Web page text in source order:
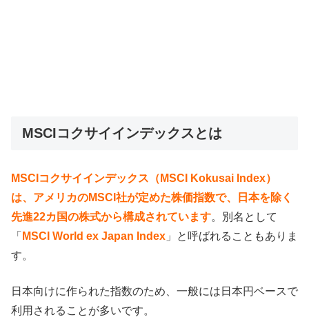
MSCIコクサイインデックスとは
MSCIコクサイインデックス（MSCI Kokusai Index）
は、アメリカのMSCI社が定めた株価指数で、日本を除く
先進22カ国の株式から構成されています。別名として
「 MSCI World ex Japan Index 」と呼ばれることもありま
す。
日本向けに作られた指数のため、一般には日本円ベースで
利用されることが多いです。